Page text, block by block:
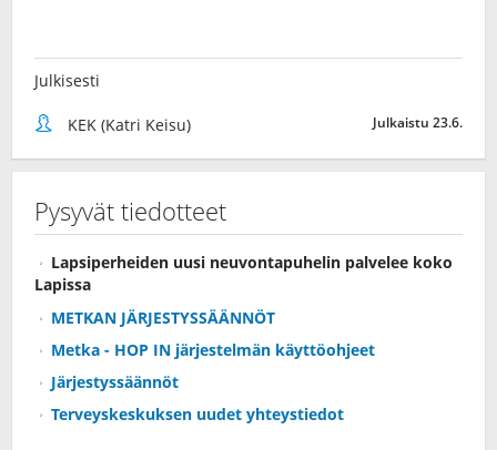
Julkisesti
KEK (Katri Keisu) Julkaistu 23.6.
Pysyvät tiedotteet
Lapsiperheiden uusi neuvontapuhelin palvelee koko
Lapissa
METKAN JÄRJESTYSSÄÄNNÖT
Metka - HOP IN järjestelmän käyttöohjeet
Järjestyssäännöt
Terveyskeskuksen uudet yhteystiedot